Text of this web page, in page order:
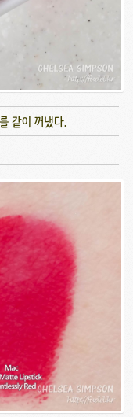
같이 꺼냈다.